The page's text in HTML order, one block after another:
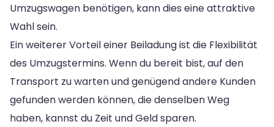
Umzugswagen benötigen, kann dies eine attraktive
Wahl sein.
Ein weiterer Vorteil einer Beiladung ist die Flexibilität
des Umzugstermins. Wenn du bereit bist, auf den
Transport zu warten und genügend andere Kunden
gefunden werden können, die denselben Weg
haben, kannst du Zeit und Geld sparen.